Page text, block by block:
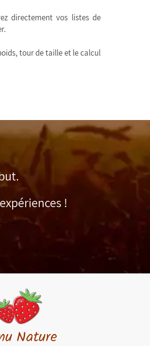
directement vos listes de
tour de taille et le calcul
!
Nature